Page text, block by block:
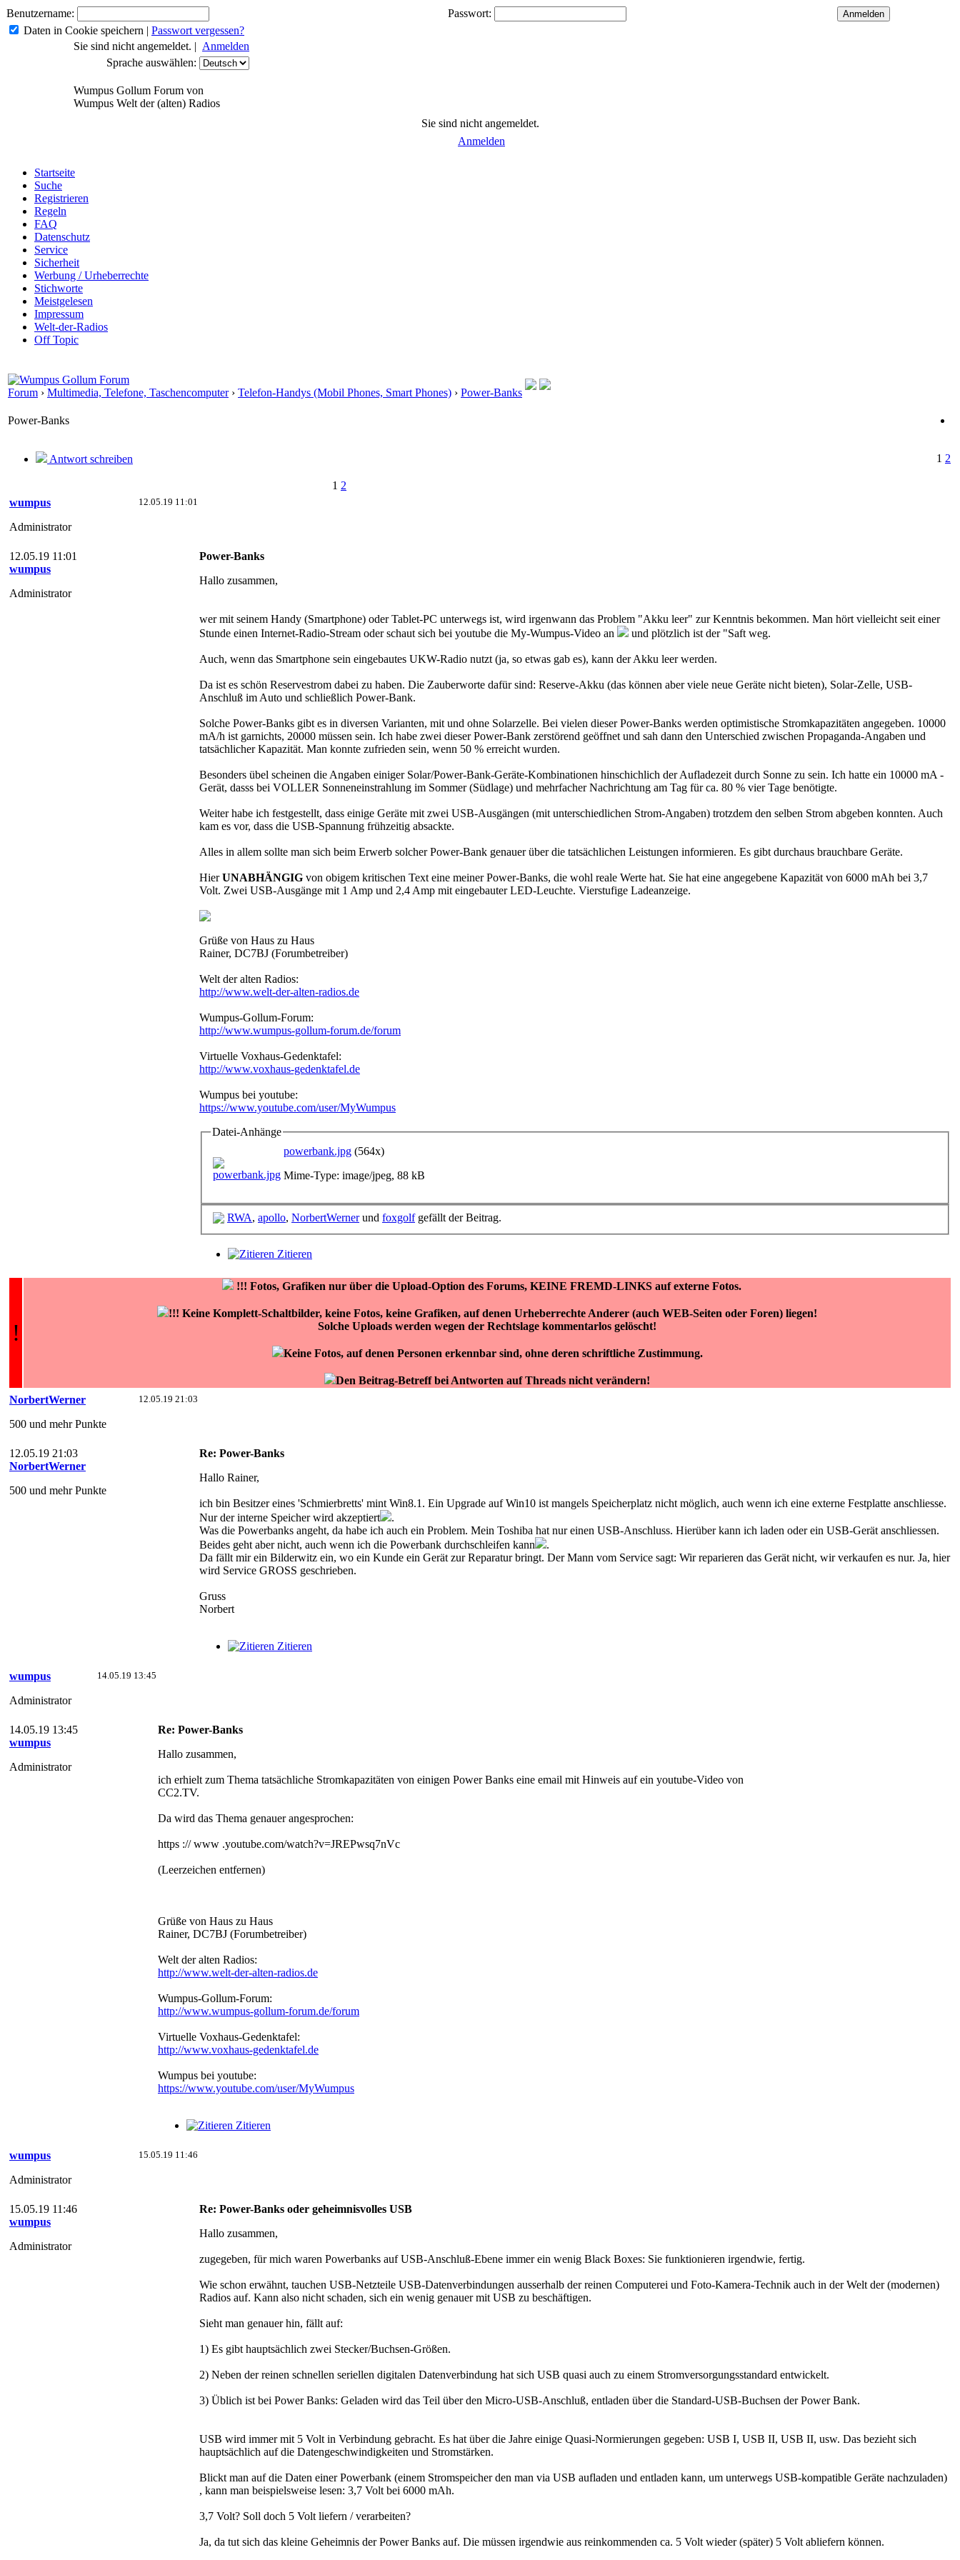
Benutzername:
Passwort:
Daten in Cookie speichern | Passwort vergessen?
Sie sind nicht angemeldet. | Anmelden
Sprache auswählen:
Wumpus Gollum Forum von
Wumpus Welt der (alten) Radios
Sie sind nicht angemeldet.
Anmelden
Startseite
Suche
Registrieren
Regeln
FAQ
Datenschutz
Service
Sicherheit
Werbung / Urheberrechte
Stichworte
Meistgelesen
Impressum
Welt-der-Radios
Off Topic
Forum › Multimedia, Telefone, Taschencomputer› Telefon-Handys (Mobil Phones, Smart Phones) › Power-Banks
Power-Banks
Antwort schreiben 1 2
1 2
12.05.19 11:01
wumpus
Administrator
12.05.19 11:01
wumpus
Administrator
Power-Banks
Hallo zusammen,
wer mit seinem Handy (Smartphone) oder Tablet-PC unterwegs ist, wird irgenwann das Problem "Akku leer" zur Kenntnis bekommen. Man hört vielleicht seit einer
Stunde einen Internet-Radio-Stream oder schaut sich bei youtube die My-Wumpus-Video an
und plötzlich ist der "Saft weg.
Auch, wenn das Smartphone sein eingebautes UKW-Radio nutzt (ja, so etwas gab es), kann der Akku leer werden.
Da ist es schön Reservestrom dabei zu haben. Die Zauberworte dafür sind: Reserve-Akku (das können aber viele neue Geräte nicht bieten), Solar-Zelle, USB-
Anschluß im Auto und schließlich Power-Bank.
Solche Power-Banks gibt es in diversen Varianten, mit und ohne Solarzelle. Bei vielen dieser Power-Banks werden optimistische Stromkapazitäten angegeben. 10000
mA/h ist garnichts, 20000 müssen sein. Ich habe zwei dieser Power-Bank zerstörend geöffnet und sah dann den Unterschied zwischen Propaganda-Angaben und
tatsächlicher Kapazität. Man konnte zufrieden sein, wenn 50 % erreicht wurden.
Besonders übel scheinen die Angaben einiger Solar/Power-Bank-Geräte-Kombinationen hinschichlich der Aufladezeit durch Sonne zu sein. Ich hatte ein 10000 mA -
Gerät, dasss bei VOLLER Sonneneinstrahlung im Sommer (Südlage) und mehrfacher Nachrichtung am Tag für ca. 80 % vier Tage benötigte.
Weiter habe ich festgestellt, dass einige Geräte mit zwei USB-Ausgängen (mit unterschiedlichen Strom-Angaben) trotzdem den selben Strom abgeben konnten. Auch
kam es vor, dass die USB-Spannung frühzeitig absackte.
Alles in allem sollte man sich beim Erwerb solcher Power-Bank genauer über die tatsächlichen Leistungen informieren. Es gibt durchaus brauchbare Geräte.
HierUNABHÄNGIG von obigem kritischen Text eine meiner Power-Banks, die wohl reale Werte hat. Sie hat eine angegebene Kapazität von 6000 mAh bei 3,7
Volt. Zwei USB-Ausgänge mit 1 Amp und 2,4 Amp mit eingebauter LED-Leuchte. Vierstufige Ladeanzeige.
Grüße von Haus zu Haus
Rainer, DC7BJ (Forumbetreiber)
Welt der alten Radios:
http://www.welt-der-alten-radios.de
Wumpus-Gollum-Forum:
http://www.wumpus-gollum-forum.de/forum
Virtuelle Voxhaus-Gedenktafel:
http://www.voxhaus-gedenktafel.de
Wumpus bei youtube:
https://www.youtube.com/user/MyWumpus
Datei-Anhänge
powerbank.jpg (564x)
Mime-Type: image/jpeg, 88 kB
RWA, apollo, NorbertWernerund foxgolfgefällt der Beitrag.
Zitieren
!
!!! Fotos, Grafiken nur über die Upload-Option des Forums, KEINE FREMD-LINKS auf externe Fotos.
!!! Keine Komplett-Schaltbilder, keine Fotos, keine Grafiken, auf denen Urheberrechte Anderer (auch WEB-Seiten oder Foren) liegen!
Solche Uploads werden wegen der Rechtslage kommentarlos gelöscht!
Keine Fotos, auf denen Personen erkennbar sind, ohne deren schriftliche Zustimmung.
Den Beitrag-Betreff bei Antworten auf Threads nicht verändern!
12.05.19 21:03
NorbertWerner
500 und mehr Punkte
12.05.19 21:03
NorbertWerner
500 und mehr Punkte
Re: Power-Banks
Hallo Rainer,
ich bin Besitzer eines 'Schmierbretts' mint Win8.1. Ein Upgrade auf Win10 ist mangels Speicherplatz nicht möglich, auch wenn ich eine externe Festplatte anschliesse.
Nur der interne Speicher wird akzeptiert
.
Was die Powerbanks angeht, da habe ich auch ein Problem. Mein Toshiba hat nur einen USB-Anschluss. Hierüber kann ich laden oder ein USB-Gerät anschliessen.
Beides geht aber nicht, auch wenn ich die Powerbank durchschleifen kann
.
Da fällt mir ein Bilderwitz ein, wo ein Kunde ein Gerät zur Reparatur bringt. Der Mann vom Service sagt: Wir reparieren das Gerät nicht, wir verkaufen es nur. Ja, hier
wird Service GROSS geschrieben.
Gruss
Norbert
Zitieren
14.05.19 13:45
wumpus
Administrator
14.05.19 13:45
wumpus
Administrator
Re: Power-Banks
Hallo zusammen,
ich erhielt zum Thema tatsächliche Stromkapazitäten von einigen Power Banks eine email mit Hinweis auf ein youtube-Video von
CC2.TV.
Da wird das Thema genauer angesprochen:
https :// www .youtube.com/watch?v=JREPwsq7nVc
(Leerzeichen entfernen)
Grüße von Haus zu Haus
Rainer, DC7BJ (Forumbetreiber)
Welt der alten Radios:
http://www.welt-der-alten-radios.de
Wumpus-Gollum-Forum:
http://www.wumpus-gollum-forum.de/forum
Virtuelle Voxhaus-Gedenktafel:
http://www.voxhaus-gedenktafel.de
Wumpus bei youtube:
https://www.youtube.com/user/MyWumpus
Zitieren
15.05.19 11:46
wumpus
Administrator
15.05.19 11:46
wumpus
Administrator
Re: Power-Banks oder geheimnisvolles USB
Hallo zusammen,
zugegeben, für mich waren Powerbanks auf USB-Anschluß-Ebene immer ein wenig Black Boxes: Sie funktionieren irgendwie, fertig.
Wie schon erwähnt, tauchen USB-Netzteile USB-Datenverbindungen ausserhalb der reinen Computerei und Foto-Kamera-Technik auch in der Welt der (modernen)
Radios auf. Kann also nicht schaden, sich ein wenig genauer mit USB zu beschäftigen.
Sieht man genauer hin, fällt auf:
1) Es gibt hauptsächlich zwei Stecker/Buchsen-Größen.
2) Neben der reinen schnellen seriellen digitalen Datenverbindung hat sich USB quasi auch zu einem Stromversorgungsstandard entwickelt.
3) Üblich ist bei Power Banks: Geladen wird das Teil über den Micro-USB-Anschluß, entladen über die Standard-USB-Buchsen der Power Bank.
USB wird immer mit 5 Volt in Verbindung gebracht. Es hat über die Jahre einige Quasi-Normierungen gegeben: USB I, USB II, USB II, usw. Das bezieht sich
hauptsächlich auf die Datengeschwindigkeiten und Stromstärken.
Blickt man auf die Daten einer Powerbank (einem Stromspeicher den man via USB aufladen und entladen kann, um unterwegs USB-kompatible Geräte nachzuladen)
, kann man beispielsweise lesen: 3,7 Volt bei 6000 mAh.
3,7 Volt? Soll doch 5 Volt liefern / verarbeiten?
Ja, da tut sich das kleine Geheimnis der Power Banks auf. Die müssen irgendwie aus reinkommenden ca. 5 Volt wieder (später) 5 Volt abliefern können.